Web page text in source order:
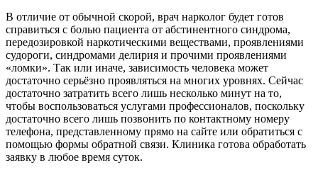
В отличие от обычной скорой, врач нарколог будет готов
справиться с болью пациента от абстинентного синдрома,
передозировкой наркотическими веществами, проявлениями
судороги, синдромами делирия и прочими проявлениями
«ломки». Так или иначе, зависимость человека может
достаточно серьёзно проявляться на многих уровнях. Сейчас
достаточно затратить всего лишь несколько минут на то,
чтобы воспользоваться услугами профессионалов, поскольку
достаточно всего лишь позвонить по контактному номеру
телефона, представленному прямо на сайте или обратиться с
помощью формы обратной связи. Клиника готова обработать
заявку в любое время суток.